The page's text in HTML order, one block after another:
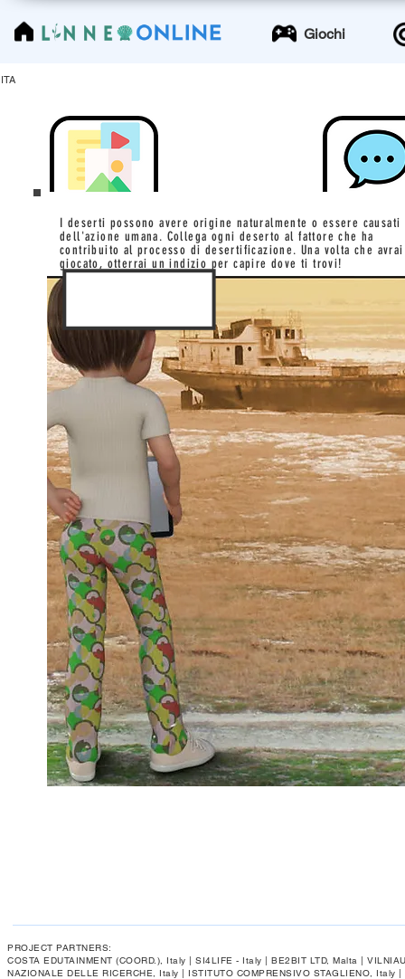
LinneoOnline Giochi
ITA
I deserti possono avere origine naturalmente o essere causati
dell'azione umana. Collega ogni deserto al fattore che ha
contribuito al processo di desertificazione. Una volta che avrai
giocato, otterrai un indizio per capire dove ti trovi!
PROJECT PARTNERS:
COSTA EDUTAINMENT (COORD.), Italy | SI4LIFE - Italy | BE2BIT LTD, Malta |
NAZIONALE DELLE RICERCHE, Italy | ISTITUTO COMPRENSIVO STAGLIENO, Italy